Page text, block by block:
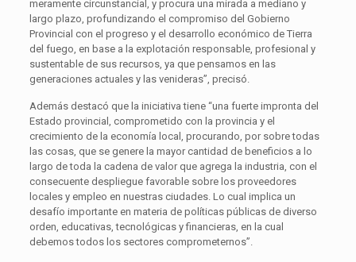
meramente circunstancial, y procura una mirada a mediano y
largo plazo, profundizando el compromiso del Gobierno
Provincial con el progreso y el desarrollo económico de Tierra
del fuego, en base a la explotación responsable, profesional y
sustentable de sus recursos, ya que pensamos en las
generaciones actuales y las venideras”, precisó.
Además destacó que la iniciativa tiene “una fuerte impronta del
Estado provincial, comprometido con la provincia y el
crecimiento de la economía local, procurando, por sobre todas
las cosas, que se genere la mayor cantidad de beneficios a lo
largo de toda la cadena de valor que agrega la industria, con el
consecuente despliegue favorable sobre los proveedores
locales y empleo en nuestras ciudades. Lo cual implica un
desafío importante en materia de políticas públicas de diverso
orden, educativas, tecnológicas y financieras, en la cual
debemos todos los sectores comprometernos”.